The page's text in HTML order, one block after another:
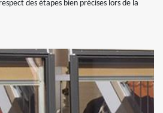
des étapes bien précises lors de la